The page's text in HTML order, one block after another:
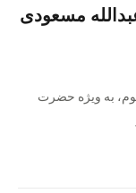
مسعودی
به ویژه حضرت